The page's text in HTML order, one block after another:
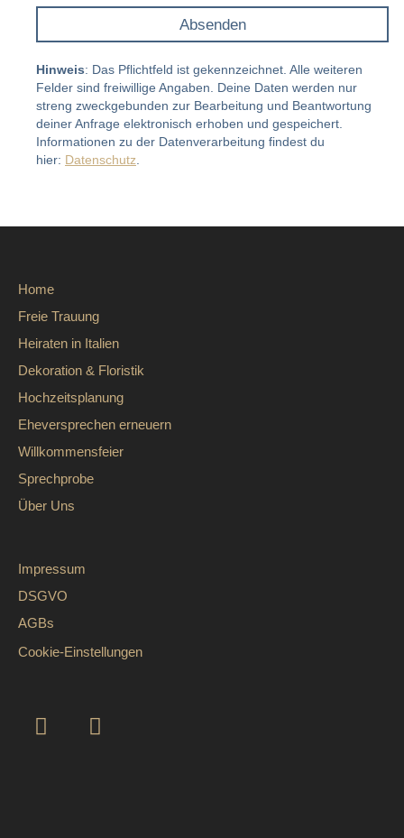
Absenden
Hinweis: Das Pflichtfeld ist gekennzeichnet. Alle weiteren
Felder sind freiwillige Angaben. Deine Daten werden nur
streng zweckgebunden zur Bearbeitung und Beantwortung
deiner Anfrage elektronisch erhoben und gespeichert.
Informationen zu der Datenverarbeitung findest du
hier: Datenschutz
Home
Freie Trauung
Heiraten in Italien
Dekoration & Floristik
Hochzeitsplanung
Eheversprechen erneuern
Willkommensfeier
Sprechprobe
Über Uns
Impressum
DSGVO
AGBs
Cookie-Einstellungen